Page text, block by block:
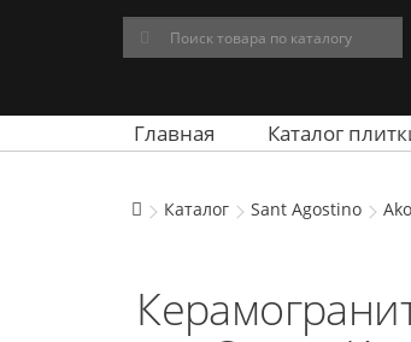
Главная Каталог
Каталог Sant Agostino